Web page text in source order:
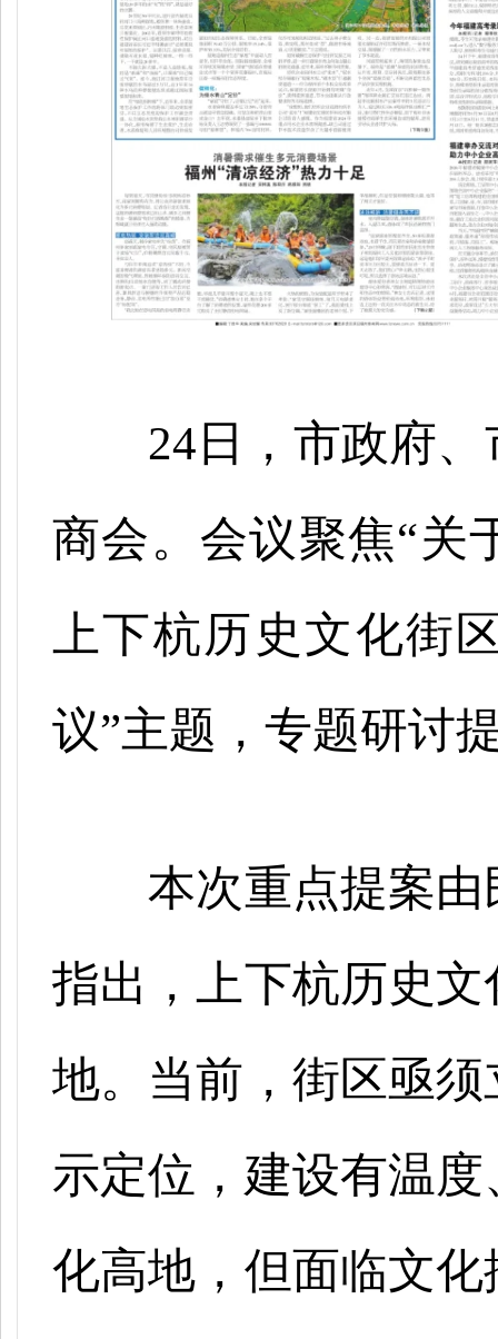
24日，市政府
商会。会议聚焦“关
上下杭历史文化街
议”主题，专题研讨
本次重点提案
指出，上下杭历史
地。当前，街区亟
示定位，建设有温
化高地，但面临文